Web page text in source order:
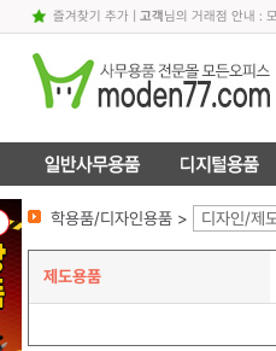
즐겨찾기 추가| 고객님의 거래점 안내 :
학용품/디자인용품 > 디자인/제
제도용품